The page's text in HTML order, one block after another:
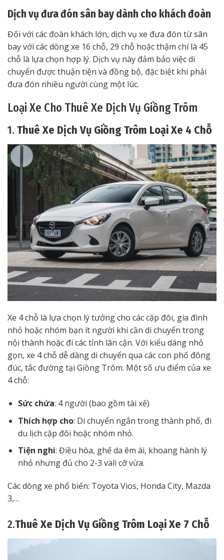
Dịch vụ đưa đón sân bay dành cho khách đoàn
Đối với các đoàn khách lớn, dịch vụ xe đưa đón từ sân
bay với các dòng xe 16 chỗ, 29 chỗ hoặc thậm chí là 45
chỗ là lựa chọn hợp lý. Dịch vụ này đảm bảo việc di
chuyển được thuận tiện và đồng bộ, đặc biệt khi phải
đưa đón nhiều người cùng một lúc.
Loại Xe Cho Thuê Xe Dịch Vụ Giồng Trôm
1. Thuê Xe Dịch Vụ Giồng Trôm Loại Xe 4 Chỗ
Xe 4 chỗ là lựa chọn lý tưởng cho các cặp đôi, gia đình
nhỏ hoặc nhóm bạn ít người khi cần di chuyển trong
nội thành hoặc đi các tỉnh lân cận. Với kiểu dáng nhỏ
gọn, xe 4 chỗ dễ dàng di chuyển qua các con phố đông
đúc, tắc đường tại Giồng Trôm. Một số ưu điểm của xe
4 chỗ:
Sức chứa: 4 người (bao gồm tài xế)
Thích hợp cho: Di chuyển ngắn trong thành phố, đi
du lịch cặp đôi hoặc nhóm nhỏ.
Tiện nghi: Điều hòa, ghế da êm ái, khoang hành lý
nhỏ nhưng đủ cho 2-3 vali cỡ vừa.
Các dòng xe phổ biến: Toyota Vios, Honda City, Mazda
3,…
2.Thuê Xe Dịch Vụ Giồng Trôm Loại Xe 7 Chỗ